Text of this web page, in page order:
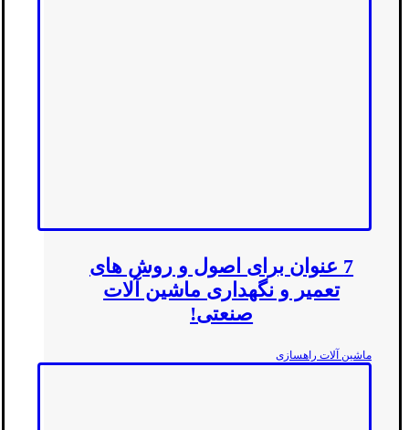
7 عنوان برای اصول و روش های
تعمیر و نگهداری ماشین آلات
صنعتی!
ماشین آلات راهسازی